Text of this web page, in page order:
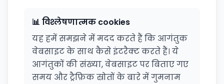
📊 विश्लेषणात्मक cookies
यह हमें समझने में मदद करते हैं कि आगंतुक
वेबसाइट के साथ कैसे इंटरैक्ट करते हैं। ये
आगंतुकों की संख्या, वेबसाइट पर बिताए गए
समय और ट्रैफ़िक स्रोतों के बारे में गुमनाम